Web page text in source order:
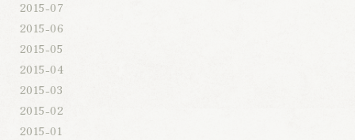
2015-07
2015-06
2015-05
2015-04
2015-03
2015-02
2015-01